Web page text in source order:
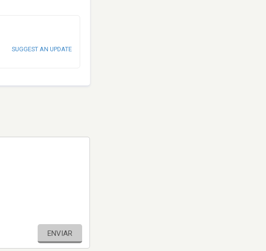
SUGGEST AN UPDATE
ENVIAR